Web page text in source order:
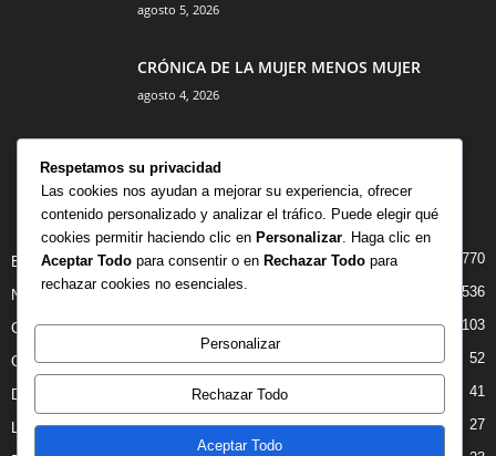
agosto 5, 2026
CRÓNICA DE LA MUJER MENOS MUJER
agosto 4, 2026
CATEGORÍA POPULAR
BIBLIOTECA 770
NOTICIAS 536
CRITICAS 103
OPINION 52
DANZA 41
LIBROS 27
Respetamos su privacidad
Las cookies nos ayudan a mejorar su experiencia, ofrecer
contenido personalizado y analizar el tráfico. Puede elegir qué
cookies permitir haciendo clic en Personalizar . Haga clic en
Aceptar Todo para consentir o en Rechazar Todo para
rechazar cookies no esenciales.
Personalizar
Rechazar Todo
Aceptar Todo